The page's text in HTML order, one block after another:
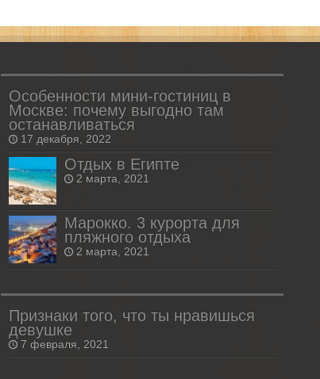
Особенности мини-гостиниц в
Москве: почему выгодно там
останавливаться
17 декабря, 2022
Отдых в Египте
2 марта, 2021
Марокко. 3 курорта для
пляжного отдыха
2 марта, 2021
Признаки того, что ты нравишься
девушке
7 февраля, 2021